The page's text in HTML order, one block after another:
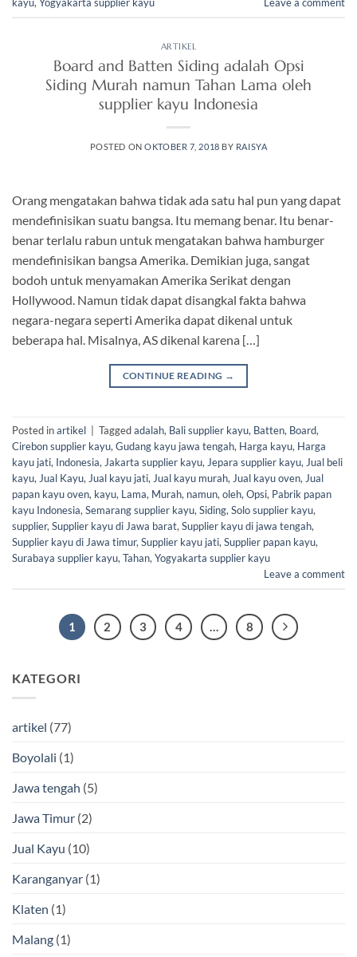
kayu, Yogyakarta supplier kayu Leave a comment
ARTIKEL
Board and Batten Siding adalah Opsi
Siding Murah namun Tahan Lama oleh
supplier kayu Indonesia
POSTED ONOKTOBER 7, 2018 BY RAISYA
Orang mengatakan bahwa tidak ada satu hal pun yang dapat
mendefinisikan suatu bangsa. Itu memang benar. Itu benar-
benar terlalu rabun untuk mengatakan bahwa hamburger
mendefinisikan bangsa Amerika. Demikian juga, sangat
bodoh untuk menyamakan Amerika Serikat dengan
Hollywood. Namun tidak dapat disangkal fakta bahwa
negara-negara seperti Amerika dapat dikenal untuk
beberapa hal. Misalnya, AS dikenal karena […]
CONTINUE READING →
Posted inartikel Taggedadalah, Bali supplier kayu, Batten, Board,
Cirebon supplier kayu, Gudang kayu jawa tengah, Harga kayu, Harga
kayu jati, Indonesia, Jakarta supplier kayu, Jepara supplier kayu, Jual beli
kayu, Jual Kayu, Jual kayu jati, Jual kayu murah, Jual kayu oven, Jual
papan kayu oven, kayu, Lama, Murah, namun, oleh, Opsi, Pabrik papan
kayu Indonesia, Semarang supplier kayu, Siding, Solo supplier kayu,
supplier, Supplier kayu di Jawa barat, Supplier kayu di jawa tengah,
Supplier kayu di Jawa timur, Supplier kayu jati, Supplier papan kayu,
Surabaya supplier kayu, Tahan, Yogyakarta supplier kayu
Leave a comment
1 2 3 4 8
KATEGORI
artikel (77)
Boyolali (1)
Jawa tengah (5)
Jawa Timur (2)
Jual Kayu (10)
Karanganyar (1)
Klaten (1)
Malang (1)